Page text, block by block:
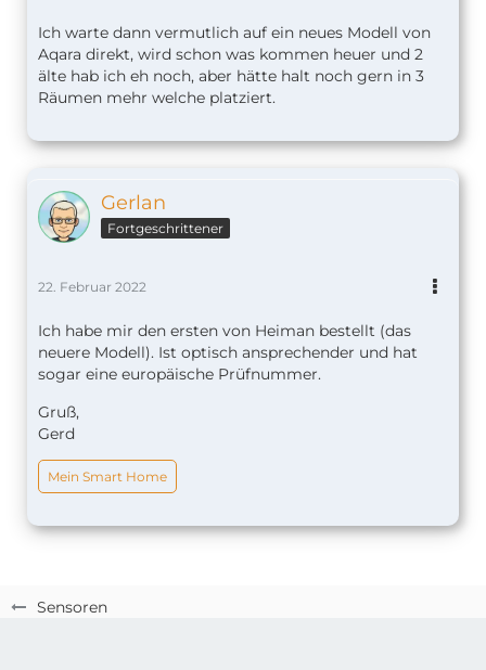
Sensoren
Ich warte dann vermutlich auf ein neues Modell von
Aqara direkt, wird schon was kommen heuer und 2
älte hab ich eh noch, aber hätte halt noch gern in 3
Räumen mehr welche platziert.
Gerlan
Fortgeschrittener
22. Februar 2022
Ich habe mir den ersten von Heiman bestellt (das
neuere Modell). Ist optisch ansprechender und hat
sogar eine europäische Prüfnummer.
Gruß,
Gerd
Mein Smart Home